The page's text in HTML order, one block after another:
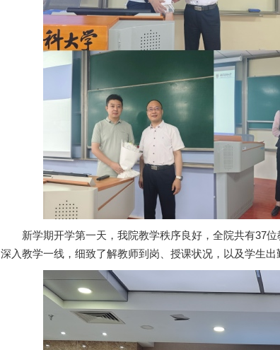
新学期开学第一天，我院教学秩序良好，全院共有37
深入教学一线，细致了解教师到岗、授课状况，以及学生出